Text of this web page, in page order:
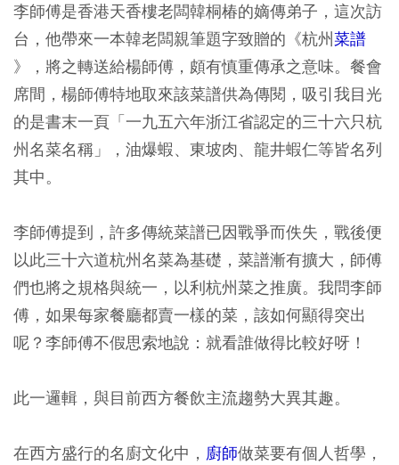
李師傅是香港天香樓老闆韓桐椿的嫡傳弟子，這次訪
台，他帶來一本韓老闆親筆題字致贈的《杭州菜譜
》，將之轉送給楊師傅，頗有慎重傳承之意味。餐會
席間，楊師傅特地取來該菜譜供為傳閱，吸引我目光
的是書末一頁「一九五六年浙江省認定的三十六只杭
州名菜名稱」，油爆蝦、東坡肉、龍井蝦仁等皆名列
其中。
李師傅提到，許多傳統菜譜已因戰爭而佚失，戰後便
以此三十六道杭州名菜為基礎，菜譜漸有擴大，師傅
們也將之規格與統一，以利杭州菜之推廣。我問李師
傅，如果每家餐廳都賣一樣的菜，該如何顯得突出
呢？李師傅不假思索地說：就看誰做得比較好呀！
此一邏輯，與目前西方餐飲主流趨勢大異其趣。
在西方盛行的名廚文化中， 廚師做菜要有個人哲學，